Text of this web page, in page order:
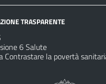
TRASPARENTE
6 Salute
Contrastare la povertà